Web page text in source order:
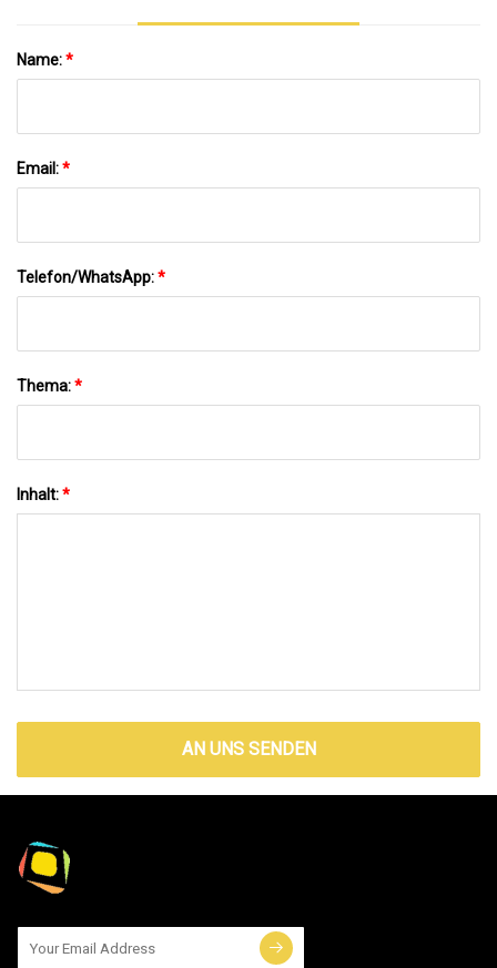
Name:*
Email:*
Telefon/WhatsApp:*
Thema:*
Inhalt:*
AN UNS SENDEN